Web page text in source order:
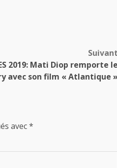
Suivant
2019: Mati Diop remporte le
avec son film « Atlantique »
avec*